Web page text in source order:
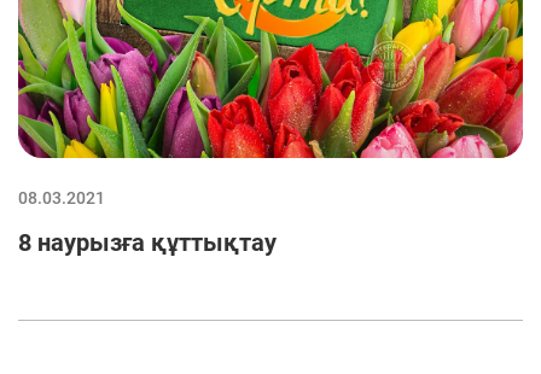
08.03.2021
8 наурызға құттықтау